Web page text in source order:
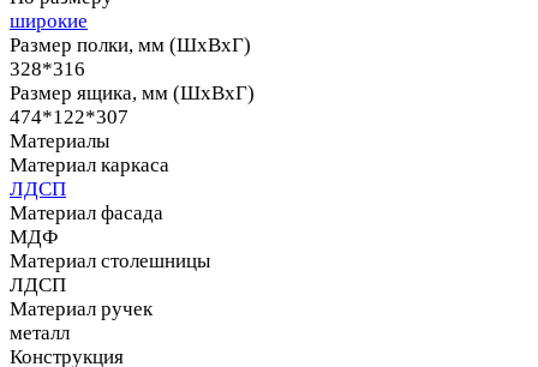
широкие
Размер полки, мм (ШхВхГ)
328*316
Размер ящика, мм (ШхВхГ)
474*122*307
Материалы
Материал каркаса
ЛДСП
Материал фасада
МДФ
Материал столешницы
ЛДСП
Материал ручек
металл
Конструкция